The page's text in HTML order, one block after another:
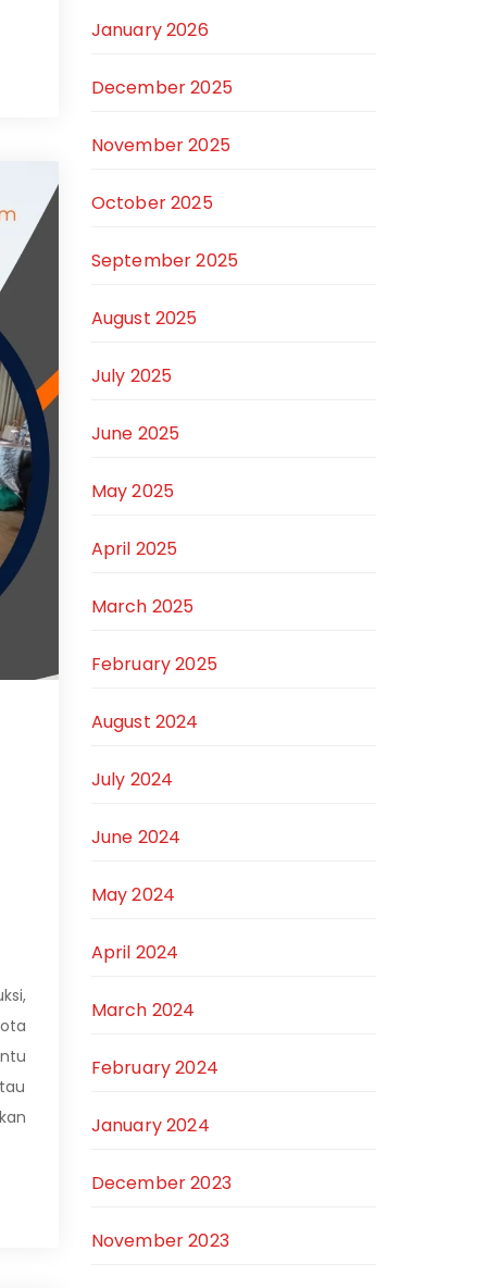
January 2026
December 2025
November 2025
October 2025
September 2025
August 2025
July 2025
June 2025
May 2025
April 2025
March 2025
February 2025
August 2024
July 2024
June 2024
May 2024
April 2024
March 2024
February 2024
January 2024
December 2023
November 2023